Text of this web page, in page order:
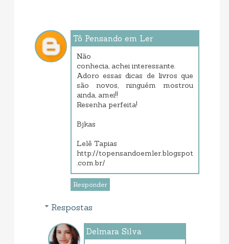
Tô Pensando em Ler
Não
conhecia, achei interessante.
Adoro essas dicas de livros que
são novos, ninguém mostrou
ainda, amei!!
Resenha perfeita!
Bjkas
Lelê Tapias
http://topensandoemler.blogspot
.com.br/
Responder
Respostas
Delmara Silva